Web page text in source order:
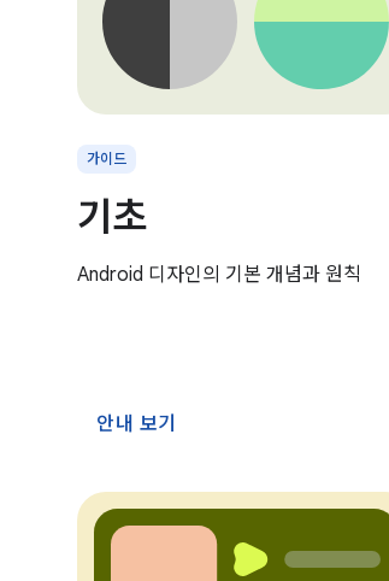
가이드
기초
Android 디자인의 기본 개념과 원칙
안내 보기